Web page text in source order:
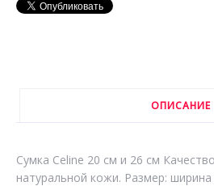
ОПИСАНИЕ
Сумка Celine 20 см и 26 см
натуральной кожи. Размер: